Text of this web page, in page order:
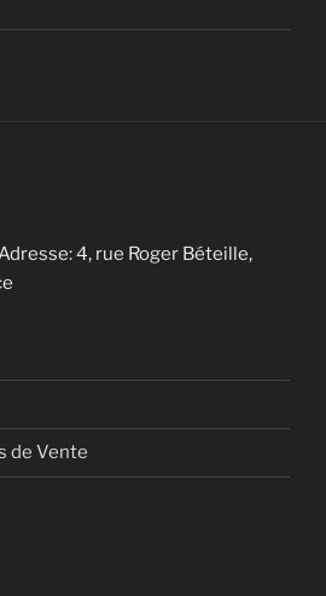
4, rue Roger Béteille,
de Vente